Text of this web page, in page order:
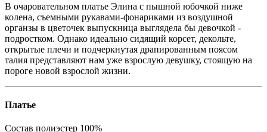
В очаровательном платье Элина с пышной юбочкой ниже
колена, съемными рукавами-фонариками из воздушной
органзы в цветочек выпускница выглядела бы девочкой -
подростком. Однако идеально сидящий корсет, декольте,
открытые плечи и подчеркнутая драпированным поясом
талия представляют нам уже взрослую девушку, стоящую на
пороге новой взрослой жизни.
Платье
Состав полиэстер 100%